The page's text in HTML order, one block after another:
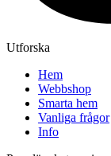
Utforska
Hem
Webbshop
Smarta hem
Vanliga frågor
Info